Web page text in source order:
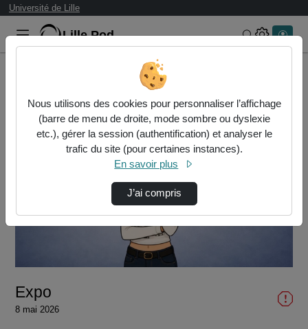
Université de Lille
Lille.Pod Rechercher
Lire
la
vidéo
Expo
8 mai 2026
Nous utilisons des cookies pour personnaliser l’affichage
(barre de menu de droite, mode sombre ou dyslexie
etc.), gérer la session (authentification) et analyser le
trafic du site (pour certaines instances).
En savoir plus
J’ai compris